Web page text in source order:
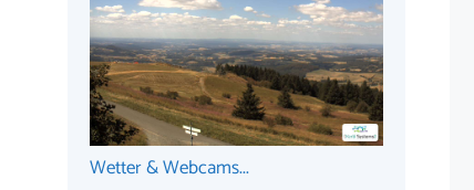
Wetter & Webcams...